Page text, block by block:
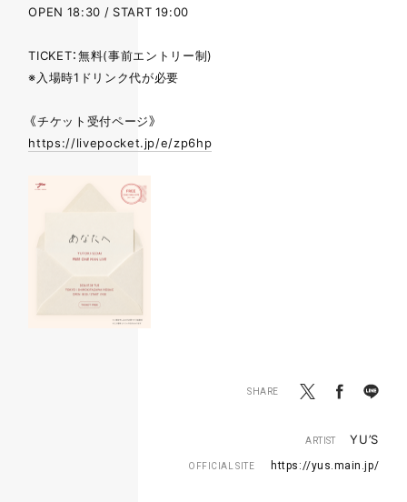
OPEN 18:30 / START 19:00
TICKET：無料(事前エントリー制)
※入場時1ドリンク代が必要
《チケット受付ページ》
https://livepocket.jp/e/zp6hp
SHARE Twitter Facebook
ARTIST YU’S
OFFICIAL SITE https://yus.main.jp/